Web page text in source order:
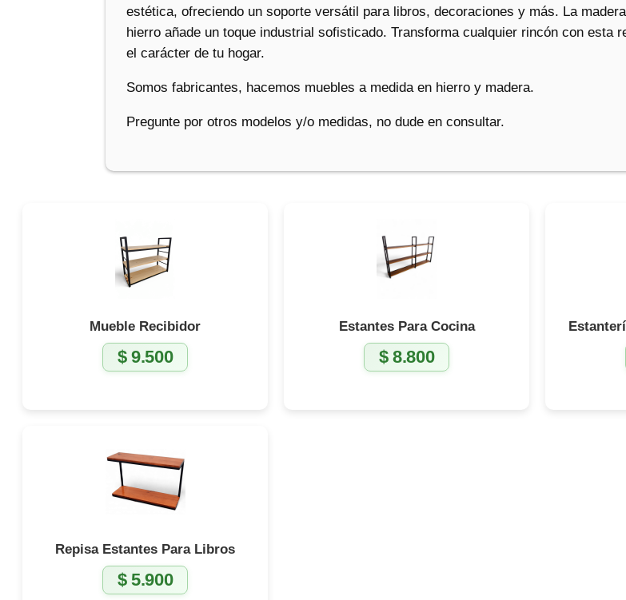
estética, ofreciendo un soporte versátil para libros, decoraciones y más. La
hierro añade un toque industrial sofisticado. Transforma cualquier rincón con esta
el carácter de tu hogar.
Somos fabricantes, hacemos muebles a medida en hierro y madera.
Pregunte por otros modelos y/o medidas, no dude en consultar.
Mueble Recibidor
$9.500
Estantes Para Cocina
$8.800
Repisa Estantes Para Libros
$5.900